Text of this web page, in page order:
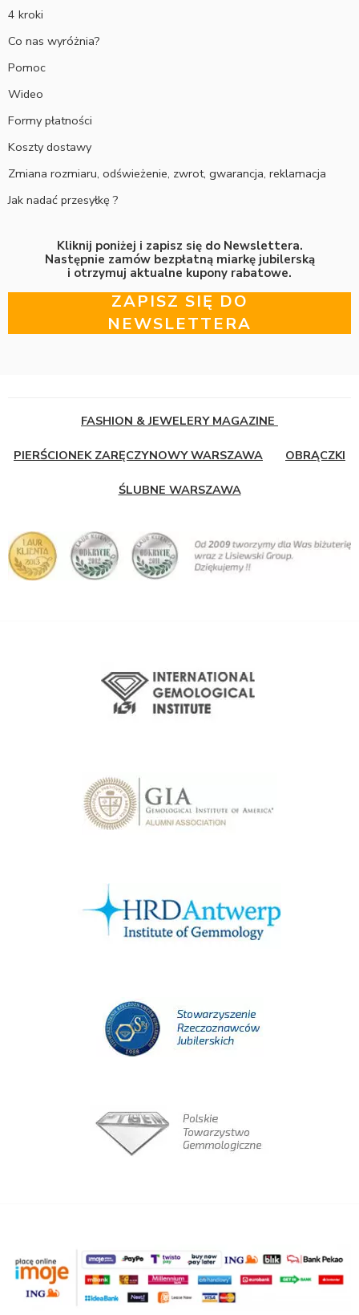
4 kroki
Co nas wyróżnia?
Pomoc
Wideo
Formy płatności
Koszty dostawy
Zmiana rozmiaru, odświeżenie, zwrot, gwarancja, reklamacja
Jak nadać przesyłkę ?
Kliknij poniżej i zapisz się do Newslettera.
Następnie zamów bezpłatną miarkę jubilerską
i otrzymuj aktualne kupony rabatowe.
ZAPISZ SIĘ DO
NEWSLETTERA
FASHION & JEWELERY MAGAZINE
PIERŚCIONEK ZARĘCZYNOWY WARSZAWA OBRĄCZKI
ŚLUBNE WARSZAWA